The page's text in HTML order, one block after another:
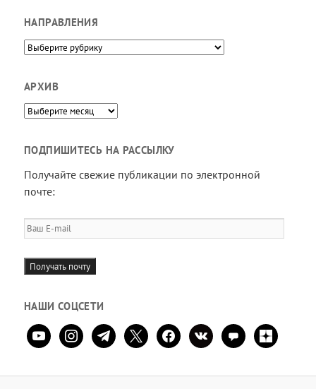
НАПРАВЛЕНИЯ
Направления
АРХИВ
Архив
ПОДПИШИТЕСЬ НА РАССЫЛКУ
Получайте свежие публикации по электронной
почте:
Ваш
E-
mail
Получать почту
НАШИ СОЦСЕТИ
youtubeinstagramtelegram
x facebookvkontaktecomment
zen-
yandex